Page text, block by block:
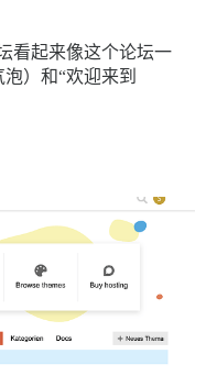
看起来像这个论坛一
）和“欢迎来到